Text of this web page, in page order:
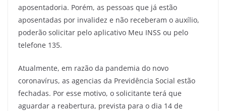
aposentadoria. Porém, as pessoas que já estão
aposentadas por invalidez e não receberam o auxílio,
poderão solicitar pelo aplicativo Meu INSS ou pelo
telefone 135.
Atualmente, em razão da pandemia do novo
coronavírus, as agencias da Previdência Social estão
fechadas. Por esse motivo, o solicitante terá que
aguardar a reabertura, prevista para o dia 14 de